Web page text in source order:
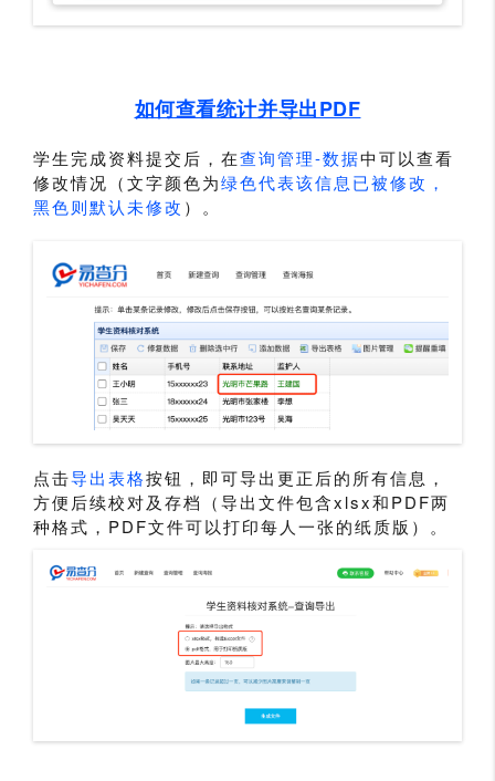
如何查看统计并导出PDF
学生完成资料提交后，在查询管理-数据中可以查看
修改情况（文字颜色为绿色代表该信息已被修改，
黑色则默认未修改 ）。
点击导出表格按钮，即可导出更正后的所有信息，
方便后续校对及存档（导出文件包含xlsx和PDF两
种格式，PDF文件可以打印每人一张的纸质版）。